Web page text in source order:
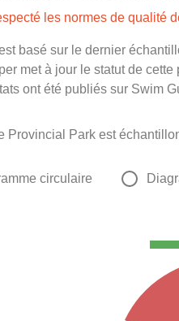
les normes de qualité
basé sur le dernier
met à jour le statut de
ont été publiés sur Swim
Provincial Park est
circulaire